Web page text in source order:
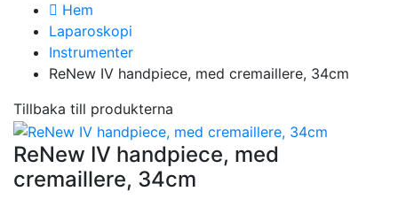
Hem
Laparoskopi
Instrumenter
ReNew IV handpiece, med cremaillere, 34cm
Tillbaka till produkterna
ReNew IV handpiece, med
cremaillere, 34cm